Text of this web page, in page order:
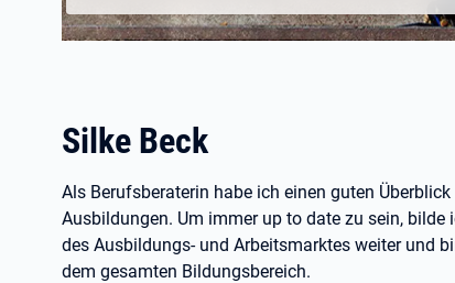
Silke Beck
Als Berufsberaterin habe ich einen guten
Ausbildungen. Um immer up to date zu sein,
des Ausbildungs- und Arbeitsmarktes weiter und
dem gesamten Bildungsbereich.